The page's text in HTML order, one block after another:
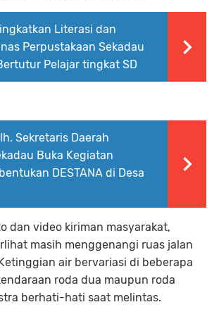
Literasi dan
Perpustakaan Sekadau
Pelajar tingkat SD
Sekretaris Daerah
Buka Kegiatan
DESTANA di Desa
dan video kiriman masyarakat,
masih menggenangi ruas jalan
air bervariasi di beberapa
roda dua maupun roda
berhati-hati saat melintas.